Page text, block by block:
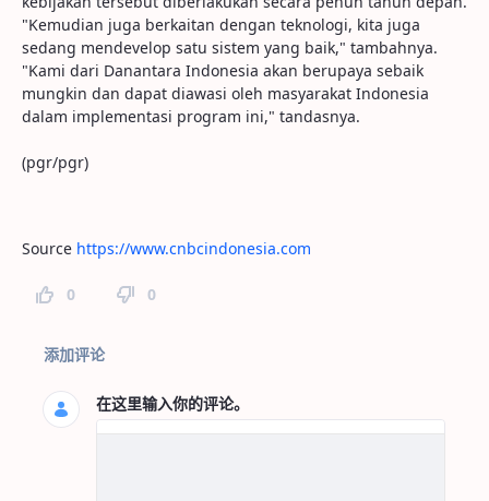
"Kemudian juga berkaitan dengan teknologi, kita juga
sedang mendevelop satu sistem yang baik," tambahnya.
"Kami dari Danantara Indonesia akan berupaya sebaik
mungkin dan dapat diawasi oleh masyarakat Indonesia
dalam implementasi program ini," tandasnya.
(pgr/pgr)
Source https://www.cnbcindonesia.com
0 0
页面评论
添加评论
在这里输入你的评论。